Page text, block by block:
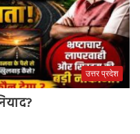
उत्तर प्रदेश